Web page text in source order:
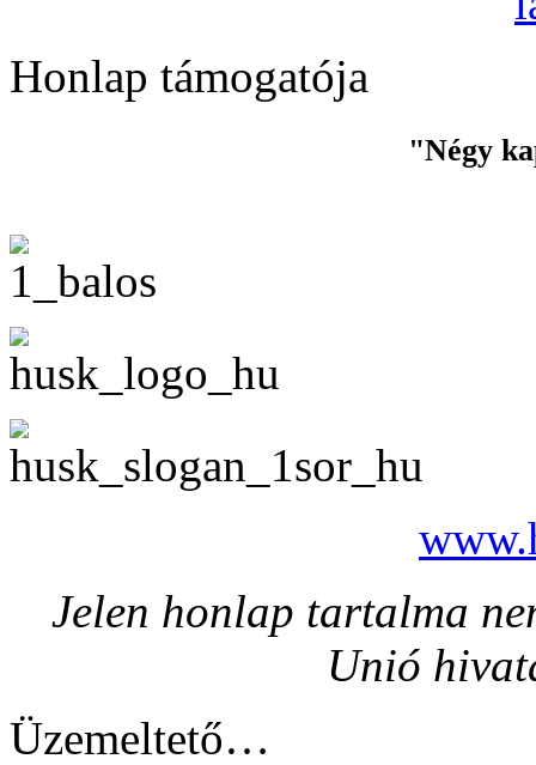
Honlap támogatója
"Négy
Jelen honlap tartalma
Unió
Üzemeltető…